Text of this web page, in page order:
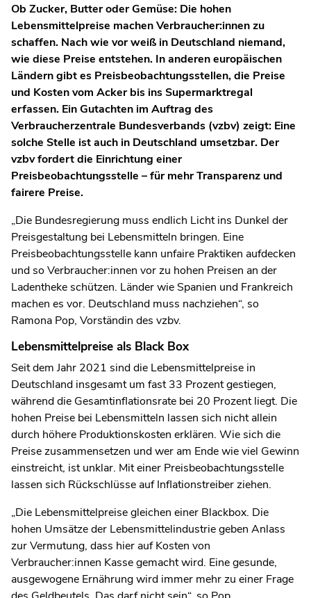
Ob Zucker, Butter oder Gemüse: Die hohen
Lebensmittelpreise machen Verbraucher:innen zu
schaffen. Nach wie vor weiß in Deutschland niemand,
wie diese Preise entstehen. In anderen europäischen
Ländern gibt es Preisbeobachtungsstellen, die Preise
und Kosten vom Acker bis ins Supermarktregal
erfassen. Ein Gutachten im Auftrag des
Verbraucherzentrale Bundesverbands (vzbv) zeigt: Eine
solche Stelle ist auch in Deutschland umsetzbar. Der
vzbv fordert die Einrichtung einer
Preisbeobachtungsstelle – für mehr Transparenz und
fairere Preise.
„Die Bundesregierung muss endlich Licht ins Dunkel der
Preisgestaltung bei Lebensmitteln bringen. Eine
Preisbeobachtungsstelle kann unfaire Praktiken aufdecken
und so Verbraucher:innen vor zu hohen Preisen an der
Ladentheke schützen. Länder wie Spanien und Frankreich
machen es vor. Deutschland muss nachziehen“, so
Ramona Pop, Vorständin des vzbv.
Lebensmittelpreise als Black Box
Seit dem Jahr 2021 sind die Lebensmittelpreise in
Deutschland insgesamt um fast 33 Prozent gestiegen,
während die Gesamtinflationsrate bei 20 Prozent liegt. Die
hohen Preise bei Lebensmitteln lassen sich nicht allein
durch höhere Produktionskosten erklären. Wie sich die
Preise zusammensetzen und wer am Ende wie viel Gewinn
einstreicht, ist unklar. Mit einer Preisbeobachtungsstelle
lassen sich Rückschlüsse auf Inflationstreiber ziehen.
„Die Lebensmittelpreise gleichen einer Blackbox. Die
hohen Umsätze der Lebensmittelindustrie geben Anlass
zur Vermutung, dass hier auf Kosten von
Verbraucher:innen Kasse gemacht wird. Eine gesunde,
ausgewogene Ernährung wird immer mehr zu einer Frage